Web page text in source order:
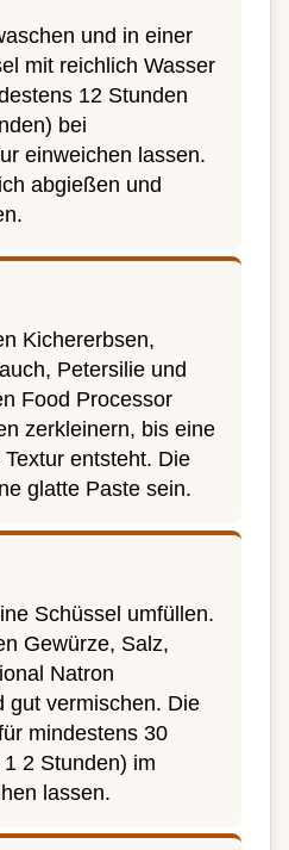
und in einer
mit reichlich Wasser
12 Stunden
bei
einweichen lassen.
abgießen und
Kichererbsen,
Petersilie und
Food Processor
zerkleinern, bis eine
entsteht. Die
glatte Paste sein.
Schüssel umfüllen.
Gewürze, Salz,
Natron
gut vermischen. Die
mindestens 30
2 Stunden) im
lassen.